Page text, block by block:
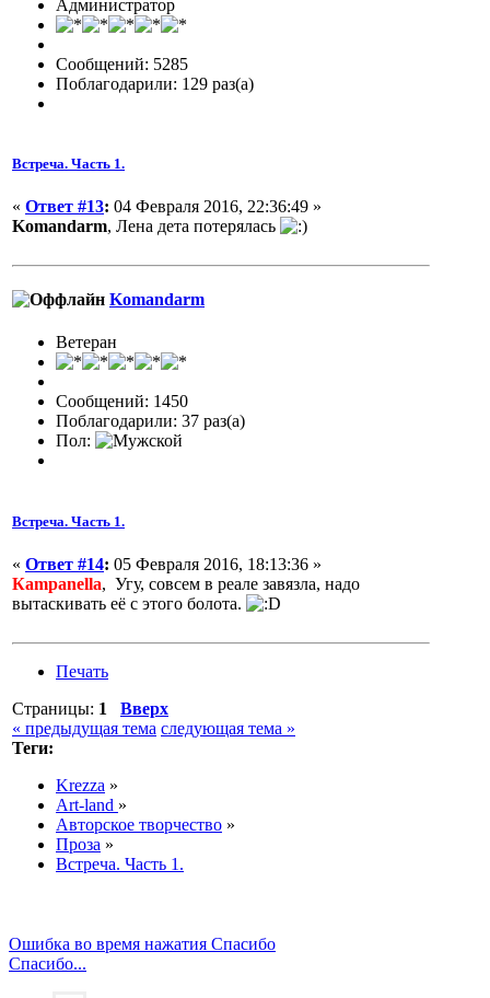
Администратор
Сообщений: 5285
Поблагодарили: 129 раз(а)
Встреча. Часть 1.
« Ответ #13: 04 Февраля 2016, 22:36:49 »
Komandarm, Лена дета потерялась
Komandarm
Ветеран
Сообщений: 1450
Поблагодарили: 37 раз(а)
Пол:
Встреча. Часть 1.
« Ответ #14: 05 Февраля 2016, 18:13:36 »
Кampanella, Угу, совсем в реале завязла, надо
вытаскивать её с этого болота.
Печать
Страницы: 1
Вверх
« предыдущая тема следующая тема »
Теги:
Krezza »
Art-land »
Авторское творчество »
Проза »
Встреча. Часть 1.
Ошибка во время нажатия Спасибо
Спасибо...